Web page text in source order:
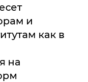
и
как в
на